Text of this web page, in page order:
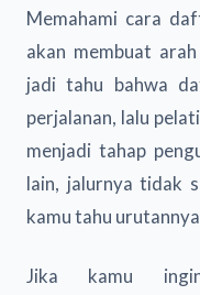
Memahami cara
akan membuat
jadi tahu bahwa
perjalanan, lalu
menjadi tahap
lain, jalurnya tidak
kamu tahu
Jika kamu